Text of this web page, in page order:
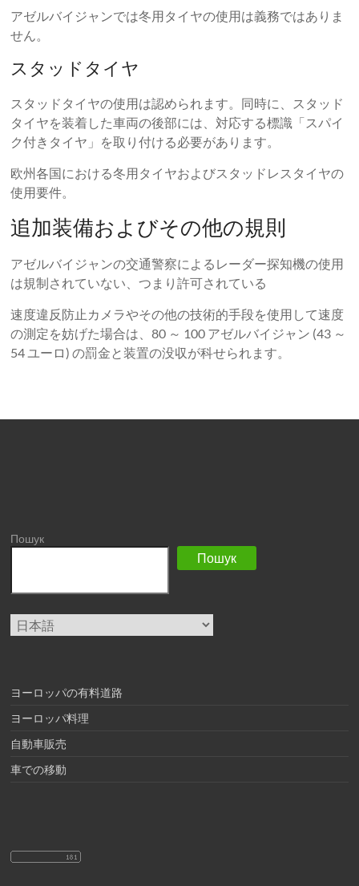
アゼルバイジャンでは冬用タイヤの使用は義務ではありま
せん。
スタッドタイヤ
スタッドタイヤの使用は認められます。同時に、スタッド
タイヤを装着した車両の後部には、対応する標識「スパイ
ク付きタイヤ」を取り付ける必要があります。
欧州各国における冬用タイヤおよびスタッドレスタイヤの
使用要件。
追加装備およびその他の規則
アゼルバイジャンの交通警察によるレーダー探知機の使用
は規制されていない、つまり許可されている
速度違反防止カメラやその他の技術的手段を使用して速度
の測定を妨げた場合は、80 ～ 100 アゼルバイジャン (43 ～
54 ユーロ) の罰金と装置の没収が科せられます。
Пошук
Пошук
言
語
ヨーロッパの有料道路
ヨーロッパ料理
自動車販売
車での移動